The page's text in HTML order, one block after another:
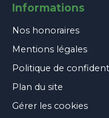
Informations
Nos honoraires
Mentions légales
Politique de
Plan du site
Gérer les cookies